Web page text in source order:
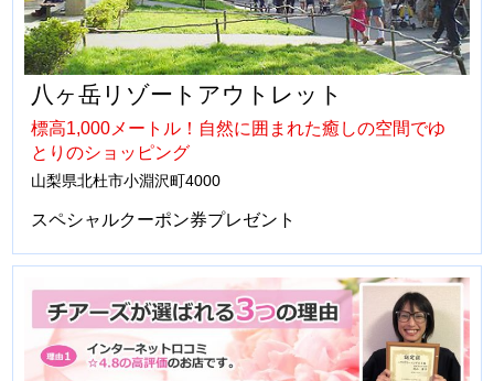
八ヶ岳リゾートアウトレット
標高1,000メートル！自然に囲まれた癒しの空間でゆ
とりのショッピング
山梨県北杜市小淵沢町4000
スペシャルクーポン券プレゼント